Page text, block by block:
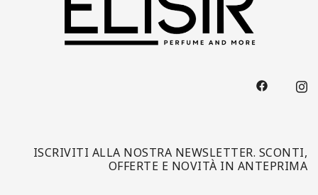
ISCRIVITI ALLA NOSTRA NEWSLETTER. SCONTI,
OFFERTE E NOVITÀ IN ANTEPRIMA